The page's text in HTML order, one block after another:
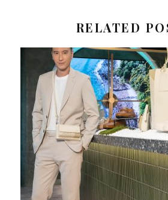
RELATED